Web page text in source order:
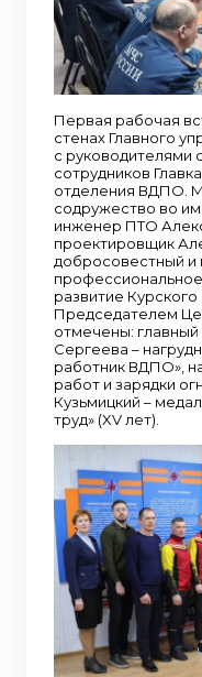
Первая рабочая
стенах Главного
с руководителями
сотрудников
отделения ВДПО.
содружество во
инженер ПТО
проектировщик
добросовестный и
развитие
Председателем
отмечены:
Сергеева –
работник ВДПО»,
работ и зарядки
Кузьмицкий –
труд» (XV лет).